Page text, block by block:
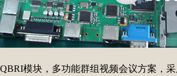
模块，多功能群组视频会议方案，